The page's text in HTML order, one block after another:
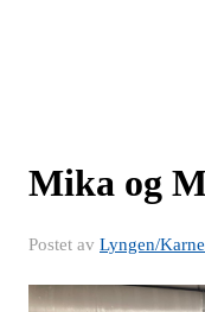
Mika og
Postet av Lyngen/